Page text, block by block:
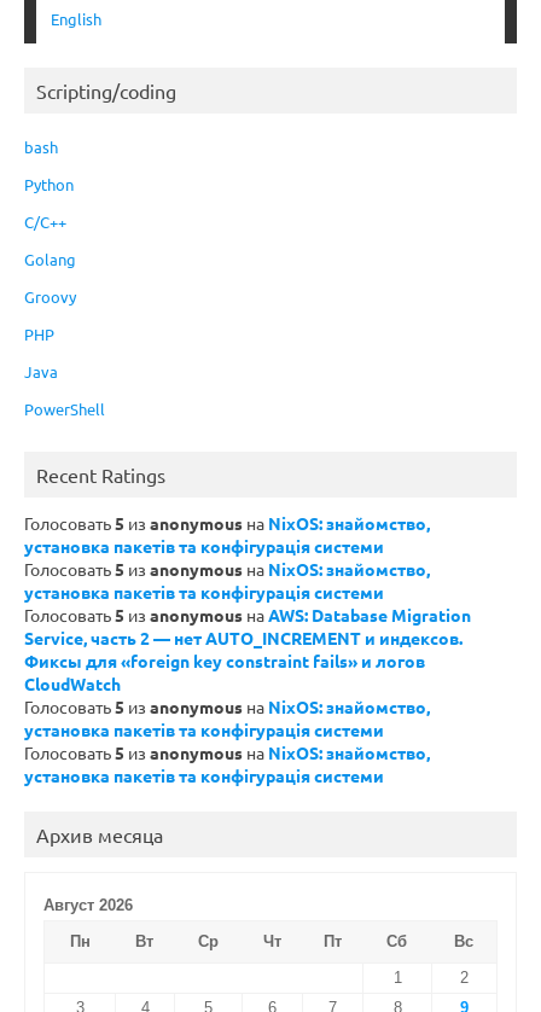
English
Scripting/coding
bash
Python
C/C++
Golang
Groovy
PHP
Java
PowerShell
Recent Ratings
Голосовать5 из anonymous на NixOS: знайомство,
установка пакетів та конфігурація системи
Голосовать5 из anonymous на NixOS: знайомство,
установка пакетів та конфігурація системи
Голосовать5 из anonymous наAWS: Database Migration
Service, часть 2 — нет AUTO_INCREMENT и индексов.
Фиксы для «foreign key constraint fails» и логов
CloudWatch
Голосовать5 из anonymous на NixOS: знайомство,
установка пакетів та конфігурація системи
Голосовать5 из anonymous на NixOS: знайомство,
установка пакетів та конфігурація системи
Архив месяца
Август 2026
Пн
Вт Ср Чт Пт Сб
Вс
1
2
3
4 5 6 7 8 9